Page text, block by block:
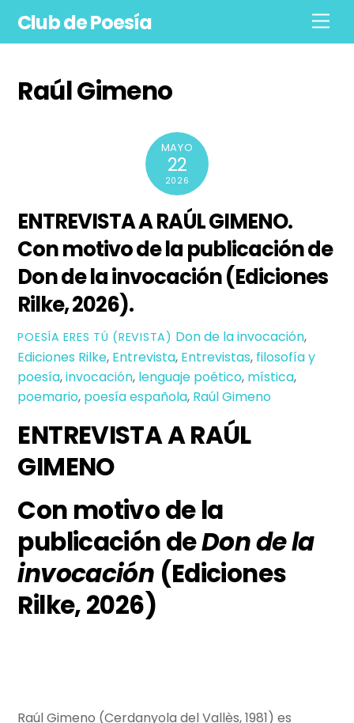
Club de Poesía
Raúl Gimeno
MAYO
22
2026
ENTREVISTA A RAÚL GIMENO.
Con motivo de la publicación de
Don de la invocación (Ediciones
Rilke, 2026).
POESÍ­A ERES TÚ (REVISTA) Don de la invocación,
Ediciones Rilke, Entrevista, Entrevistas, filosofía y
poesía,invocación, lenguaje poético, mística,
poemario, poesía española, Raúl Gimeno
ENTREVISTA A RAÚL
GIMENO
Con motivo de la
publicación deDon de la
invocación (Ediciones
Rilke, 2026)
Raúl Gimeno (Cerdanyola del Vallès, 1981) es